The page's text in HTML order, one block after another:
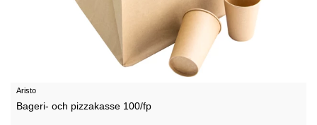
Aristo
Bageri- och pizzakasse 100/fp